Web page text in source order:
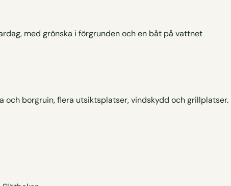
och borgruin, flera utsiktsplatser, vindskydd och grillplatser.